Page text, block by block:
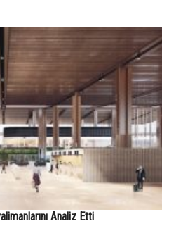
Analiz Etti